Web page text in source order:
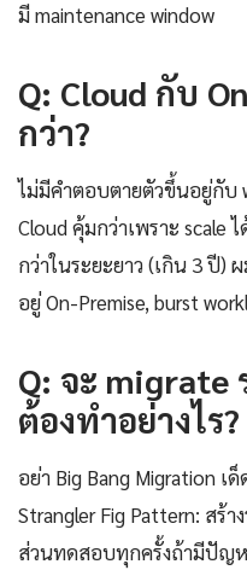
มี maintenance window
Q: Cloud กับ
กว่า?
ไม่มีคำตอบตายตัวขึ้นอยู่กับ
Cloud คุ้มกว่าเพราะ scale
กว่าในระยะยาว (เกิน 3 ปี)
อยู่ On-Premise, burst
Q: จะ migrate
ต้องทำอย่างไร?
อย่า Big Bang Migration
Strangler Fig Pattern: สร้
ส่วนทดสอบทุกครั้งถ้ามีปัญ